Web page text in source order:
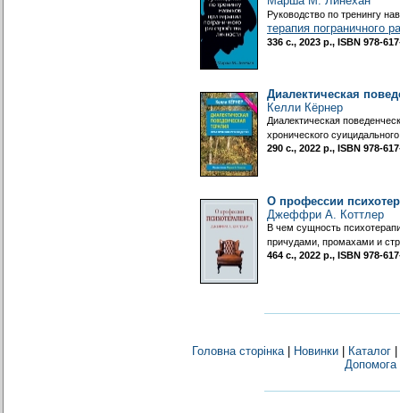
Руководство по тренингу
терапия пограничного
336 с., 2023 р., ISBN 978-
Диалектическая
Келли Кёрнер
Диалектическая
хронического
290 с., 2022 р., ISBN 978-
О профессии
Джеффри А. Коттлер
В чем сущность
причудами, промахами и
464 с., 2022 р., ISBN 978-
Головна сторінка| Новинки| Каталог|
Допомога